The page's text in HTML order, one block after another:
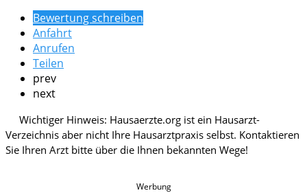
Bewertung schreiben
Anfahrt
Anrufen
Teilen
prev
next
Werbung